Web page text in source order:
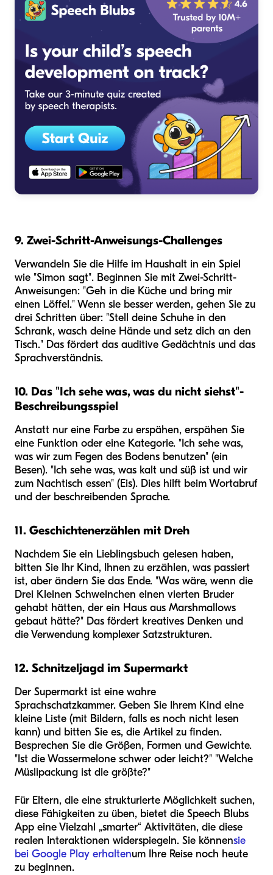
9. Zwei-Schritt-Anweisungs-Challenges
Verwandeln Sie die Hilfe im Haushalt in ein Spiel
wie "Simon sagt". Beginnen Sie mit Zwei-Schritt-
Anweisungen: "Geh in die Küche und bring mir
einen Löffel." Wenn sie besser werden, gehen Sie zu
drei Schritten über: "Stell deine Schuhe in den
Schrank, wasch deine Hände und setz dich an den
Tisch." Das fördert das auditive Gedächtnis und das
Sprachverständnis.
10. Das "Ich sehe was, was du nicht siehst"-
Beschreibungsspiel
Anstatt nur eine Farbe zu erspähen, erspähen Sie
eine Funktion oder eine Kategorie. "Ich sehe was,
was wir zum Fegen des Bodens benutzen" (ein
Besen). "Ich sehe was, was kalt und süß ist und wir
zum Nachtisch essen" (Eis). Dies hilft beim Wortabruf
und der beschreibenden Sprache.
11. Geschichtenerzählen mit Dreh
Nachdem Sie ein Lieblingsbuch gelesen haben,
bitten Sie Ihr Kind, Ihnen zu erzählen, was passiert
ist, aber ändern Sie das Ende. "Was wäre, wenn die
Drei Kleinen Schweinchen einen vierten Bruder
gehabt hätten, der ein Haus aus Marshmallows
gebaut hätte?" Das fördert kreatives Denken und
die Verwendung komplexer Satzstrukturen.
12. Schnitzeljagd im Supermarkt
Der Supermarkt ist eine wahre
Sprachschatzkammer. Geben Sie Ihrem Kind eine
kleine Liste (mit Bildern, falls es noch nicht lesen
kann) und bitten Sie es, die Artikel zu finden.
Besprechen Sie die Größen, Formen und Gewichte.
"Ist die Wassermelone schwer oder leicht?" "Welche
Müslipackung ist die größte?"
Für Eltern, die eine strukturierte Möglichkeit suchen,
diese Fähigkeiten zu üben, bietet die Speech Blubs
App eine Vielzahl „smarter“ Aktivitäten, die diese
realen Interaktionen widerspiegeln. Sie könnensie
bei Google Play erhaltenum Ihre Reise noch heute
zu beginnen.